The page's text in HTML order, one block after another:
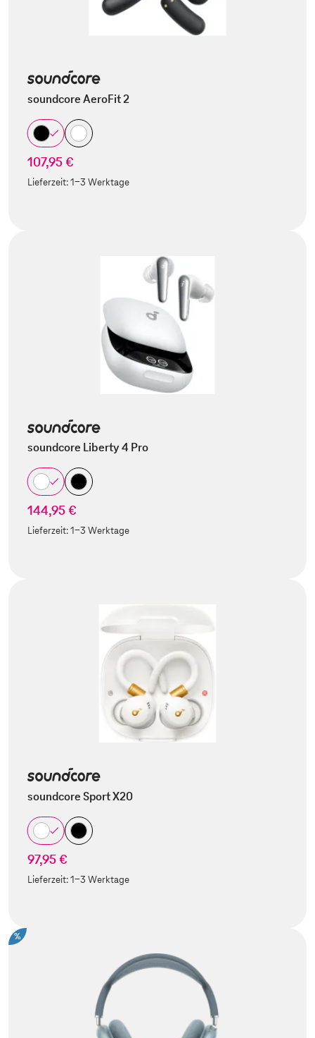
soundcore AeroFit 2
107,95 €
Lieferzeit:1-3 Werktage
soundcore Liberty 4 Pro
144,95 €
Lieferzeit:1-3 Werktage
soundcore Sport X20
97,95 €
Lieferzeit:1-3 Werktage
%